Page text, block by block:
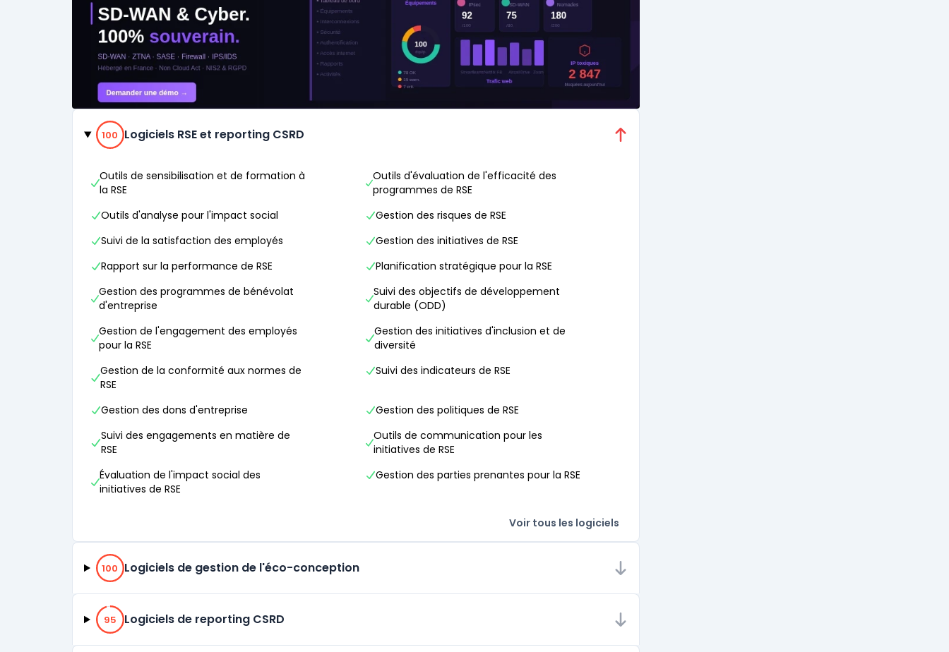
Catégories
100% de compatibilité
100 Logiciels RSE et reporting CSRD
Outils de sensibilisation et de formation à
la RSE
Outils d'évaluation de l'efficacité des
programmes de RSE
Outils d'analyse pour l'impact social
Gestion des risques de RSE
Suivi de la satisfaction des employés
Gestion des initiatives de RSE
Rapport sur la performance de RSE
Planification stratégique pour la RSE
Gestion des programmes de bénévolat
d'entreprise
Suivi des objectifs de développement
durable (ODD)
Gestion de l'engagement des employés
pour la RSE
Gestion des initiatives d'inclusion et de
diversité
Gestion de la conformité aux normes de
RSE
Suivi des indicateurs de RSE
Gestion des dons d'entreprise
Gestion des politiques de RSE
Suivi des engagements en matière de
RSE
Outils de communication pour les
initiatives de RSE
Évaluation de l'impact social des
initiatives de RSE
Gestion des parties prenantes pour la RSE
Voir tous les logiciels
100% de compatibilité
100 Logiciels de gestion de l'éco-conception
95% de compatibilité
95 Logiciels de reporting CSRD